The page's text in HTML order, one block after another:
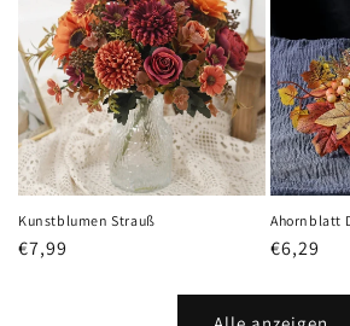
Kunstblumen Strauß
Normaler
€7,99
Ahornblatt
Normaler
€6,29